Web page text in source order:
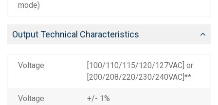
mode)
Output Technical Characteristics
Voltage
[100/110/115/120/127VAC] or
[200/208/220/230/240VAC]**
Voltage
+/- 1%